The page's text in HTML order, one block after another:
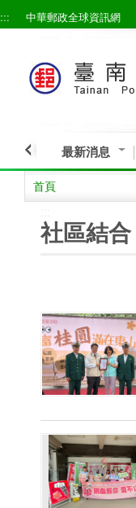
跳到主要內容區塊
::: 中華郵政全球資訊網
最新消息
首頁
社區結合